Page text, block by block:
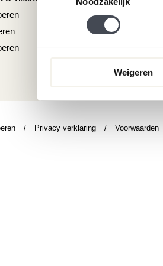
Weigeren
/ Privacy verklaring / Voorwaarden